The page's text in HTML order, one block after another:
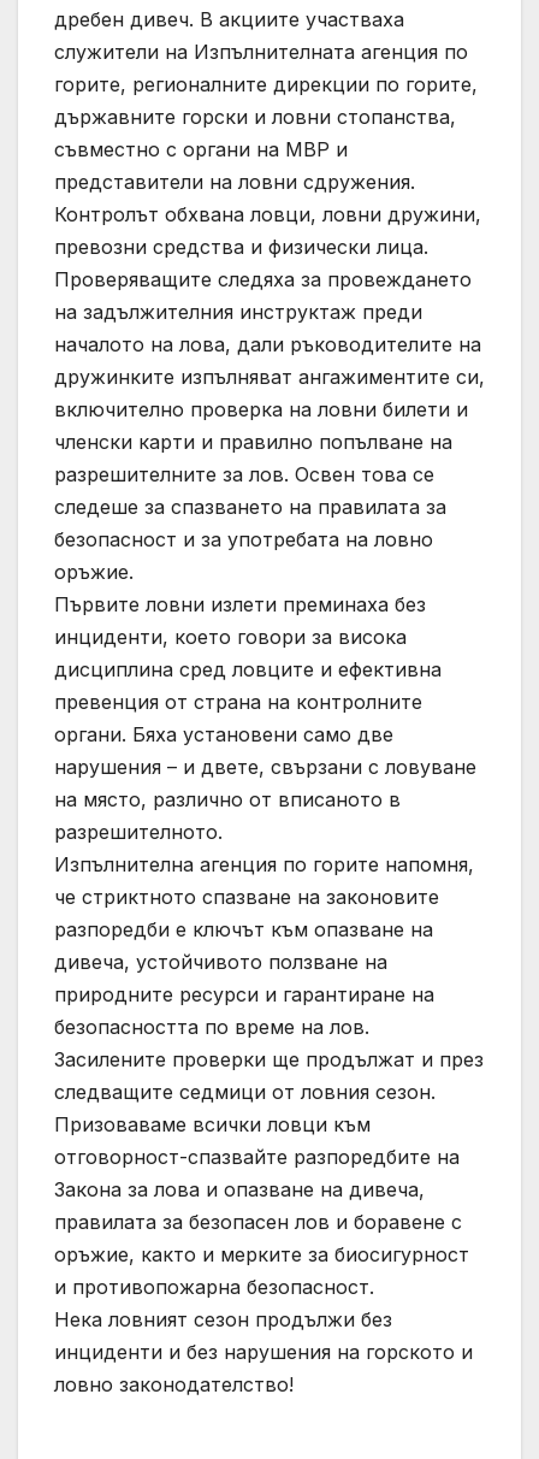
дребен дивеч. В акциите участваха
служители на Изпълнителната агенция по
горите, регионалните дирекции по горите,
държавните горски и ловни стопанства,
съвместно с органи на МВР и
представители на ловни сдружения.
Контролът обхвана ловци, ловни дружини,
превозни средства и физически лица.
Проверяващите следяха за провеждането
на задължителния инструктаж преди
началото на лова, дали ръководителите на
дружинките изпълняват ангажиментите си,
включително проверка на ловни билети и
членски карти и правилно попълване на
разрешителните за лов. Освен това се
следеше за спазването на правилата за
безопасност и за употребата на ловно
оръжие.
Първите ловни излети преминаха без
инциденти, което говори за висока
дисциплина сред ловците и ефективна
превенция от страна на контролните
органи. Бяха установени само две
нарушения – и двете, свързани с ловуване
на място, различно от вписаното в
разрешителното.
Изпълнителна агенция по горите напомня,
че стриктното спазване на законовите
разпоредби е ключът към опазване на
дивеча, устойчивото ползване на
природните ресурси и гарантиране на
безопасността по време на лов.
Засилените проверки ще продължат и през
следващите седмици от ловния сезон.
Призоваваме всички ловци към
отговорност-спазвайте разпоредбите на
Закона за лова и опазване на дивеча,
правилата за безопасен лов и боравене с
оръжие, както и мерките за биосигурност
и противопожарна безопасност.
Нека ловният сезон продължи без
инциденти и без нарушения на горското и
ловно законодателство!